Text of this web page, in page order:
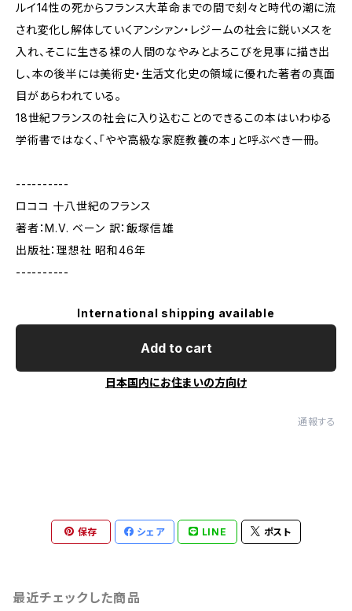
ルイ14性の死からフランス大革命までの間で刻々と時代の潮に流
され変化し解体していくアンシァン・レジームの社会に鋭いメスを
入れ、そこに生きる裸の人間のなやみとよろこびを見事に描き出
し、本の後半には美術史・生活文化史の領域に優れた著者の真面
目があらわれている。
18世紀フランスの社会に入り込むことのできるこの本はいわゆる
学術書ではなく、「やや高級な家庭教養の本」と呼ぶべき一冊。
----------
ロココ 十八世紀のフランス
著者：M.V. ベーン 訳：飯塚信雄
出版社：理想社 昭和46年
----------
International shipping available
Add to cart
日本国内にお住まいの方向け
通報する
保存 シェア LINE ポスト
最近チェックした商品